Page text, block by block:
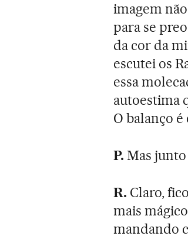
imagem
para se
da cor da
escutei os
essa
autoestima
O balanço é
P. Mas
R. Claro,
mais
mandando